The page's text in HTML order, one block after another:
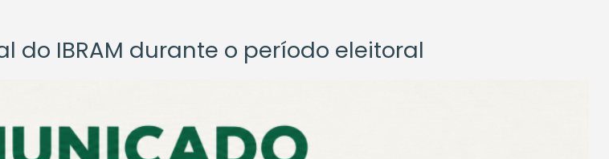
IBRAM durante o período eleitoral